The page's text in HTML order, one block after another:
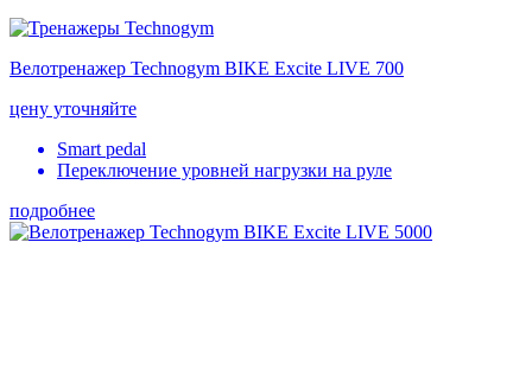
Велотренажер Technogym BIKE Excite LIVE 700
цену уточняйте
Smart pedal
Переключение уровней нагрузки на руле
подробнее